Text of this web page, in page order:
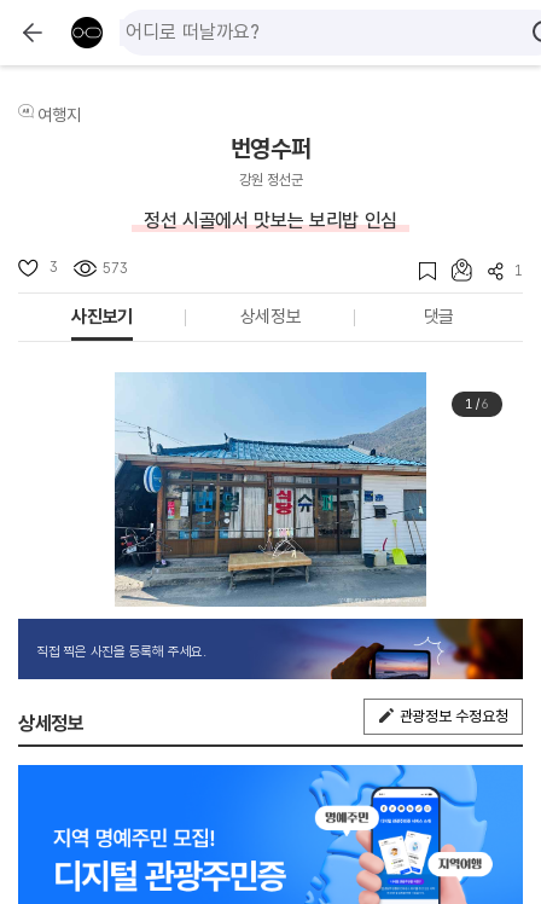
여행지
번영수퍼
강원 정선군
정선 시골에서 맛보는 보리밥 인심
3 573 1
사진보기 상세정보 댓글
1/6
직접 찍은 사진을 등록해 주세요.
상세정보 관광정보 수정요청